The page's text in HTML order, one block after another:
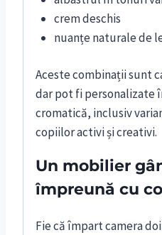
crem deschis
nuanțe naturale de
Aceste combinații sunt
dar pot fi personalizate
cromatică, inclusiv
copiilor activi și creativi.
Un mobilier
împreună cu
Fie că împart camera